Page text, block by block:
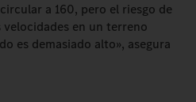
a 160, pero el riesgo de
velocidades en un terreno
es demasiado alto», asegura